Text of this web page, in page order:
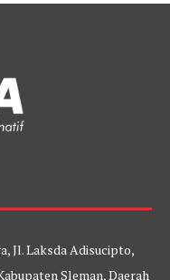
Jl. Laksda Adisucipto,
Sleman, Daerah